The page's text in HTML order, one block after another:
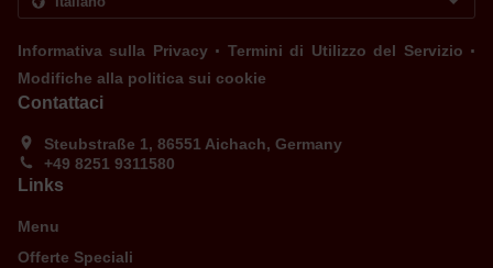
Informativa sulla Privacy . Termini di Utilizzo del Servizio .
Modifiche alla politica sui cookie
Contattaci
Steubstraße 1, 86551 Aichach, Germany
+49 8251 9311580
Links
Menu
Offerte Speciali